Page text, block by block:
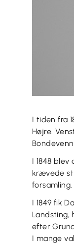
I tiden fra
Højre.
I 1848
krævede
forsamling.
I 1849 fik
Landsting,
efter
I mange